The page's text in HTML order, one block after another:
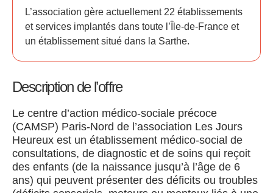
L’association gère actuellement 22 établissements
et services implantés dans toute l’Île-de-France et
un établissement situé dans la Sarthe.
Description de l’offre
Le centre d’action médico-sociale précoce
(CAMSP) Paris-Nord de l’association Les Jours
Heureux est un établissement médico-social de
consultations, de diagnostic et de soins qui reçoit
des enfants (de la naissance jusqu’à l’âge de 6
ans) qui peuvent présenter des déficits ou troubles